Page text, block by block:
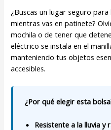
¿Buscas un lugar seguro
mientras vas en patinete?
mochila o de tener que
eléctrico se instala en el
manteniendo tus objetos
accesibles.
¿Por qué elegir esta
Resistente a la lluvia y